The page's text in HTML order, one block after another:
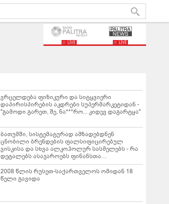
LIVE LIVE
ვრცელდება ფიზიკური და სიტყვიერი
დაპირისპირების აკდრები სუპერმარკეტიდან -
"გამოდი გარეთ, შე, ნა***რო... კიდევ დაგარტყა"
ბათუმში, სისტემატურად ამზადებდნენ
ცნობილი ბრენდების ფალსიფიცირებულ
ვისკისა და სხვა ალკოჰოლურ სასმელებს - რა
დეტალებს ასაჯაროებს ფინანსთა
სამინისტროს საგამოძიებო სამსახური?
2008 წლის რუსეთ-საქართველოს ომიდან 18
წელი გავიდა